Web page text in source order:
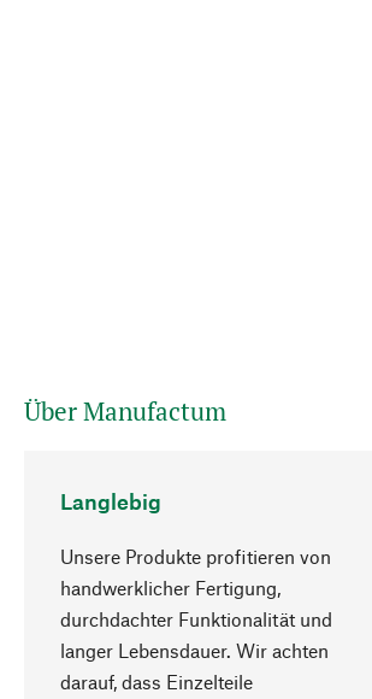
Über Manufactum
Langlebig
Unsere Produkte profitieren von
handwerklicher Fertigung,
durchdachter Funktionalität und
langer Lebensdauer. Wir achten
darauf, dass Einzelteile